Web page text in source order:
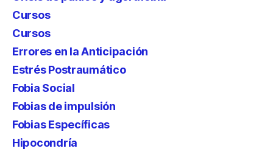
Cursos
Cursos
Errores en la Anticipación
Estrés Postraumático
Fobia Social
Fobias de impulsión
Fobias Específicas
Hipocondría